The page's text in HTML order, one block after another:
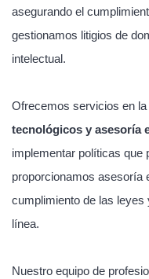
asegurando el
gestionamos litigios de
intelectual.
Ofrecemos servicios en
tecnológicos y asesoría
implementar políticas que
proporcionamos asesoría
cumplimiento de las
línea.
Nuestro equipo de